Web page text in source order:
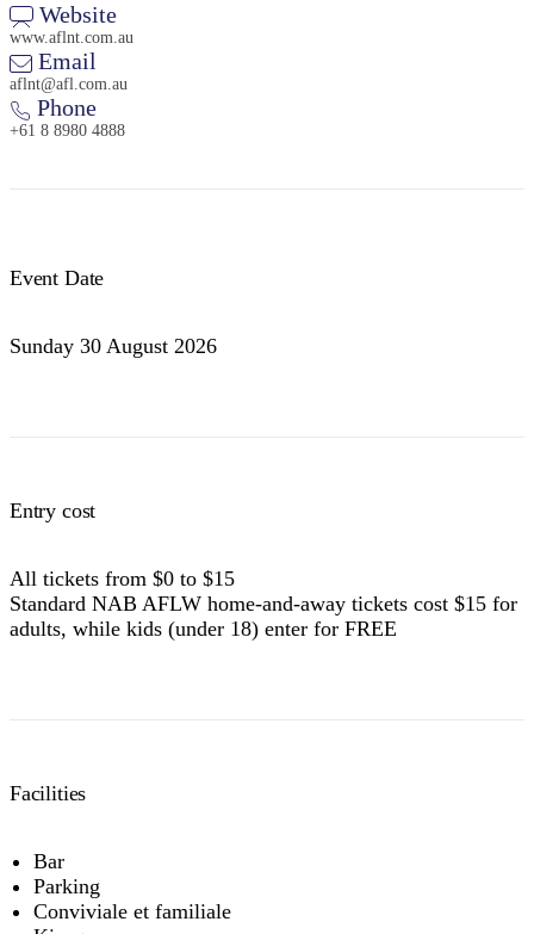
Website
www.aflnt.com.au
Email
aflnt@afl.com.au
Phone
+61 8 8980 4888
Event Date
Sunday 30 August 2026
Entry cost
All tickets from $0 to $15
Standard NAB AFLW home-and-away tickets cost $15 for
adults, while kids (under 18) enter for FREE
Facilities
Bar
Parking
Conviviale et familiale